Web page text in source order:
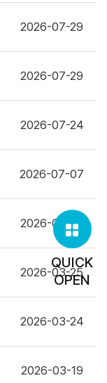
2026-07-29
2026-07-29
2026-07-24
2026-07-07
2026-04-23
2026-03-25
2026-03-24
2026-03-19
QUICK
OPEN